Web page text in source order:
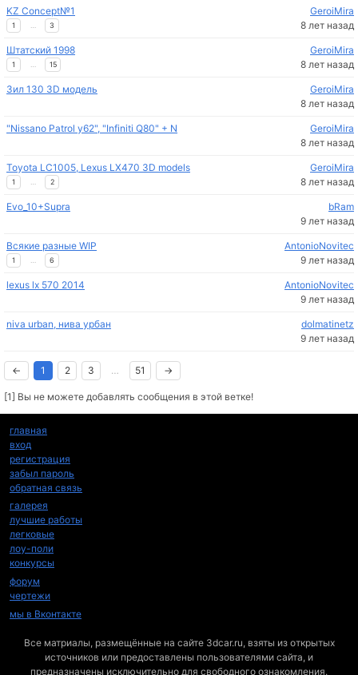
KZ Concept№1
1 3
GeroiMira
8 лет назад
Штатский 1998
1 15
GeroiMira
8 лет назад
Зил 130 3D модель
GeroiMira
8 лет назад
"Nissano Patrol y62", "Infiniti Q80" + N
GeroiMira
8 лет назад
Toyota LC1005, Lexus LX470 3D models
1 2
GeroiMira
8 лет назад
Evo_10+Supra
bRam
9 лет назад
Всякие разные WIP
1 6
AntonioNovitec
9 лет назад
lexus lx 570 2014
AntonioNovitec
9 лет назад
niva urban, нива урбан
dolmatinetz
9 лет назад
← 1 2 3 … 51 →
[1] Вы не можете добавлять сообщения в этой ветке!
главная
вход
регистрация
забыл пароль
обратная связь
галерея
лучшие работы
легковые
лоу-поли
конкурсы
форум
чертежи
мы в Вконтакте
Все матриалы, размещённые на сайте 3dcar.ru, взяты из открытых
источников или предоставлены пользователями сайта, и
предназначены исключительно для свободного ознакомления.